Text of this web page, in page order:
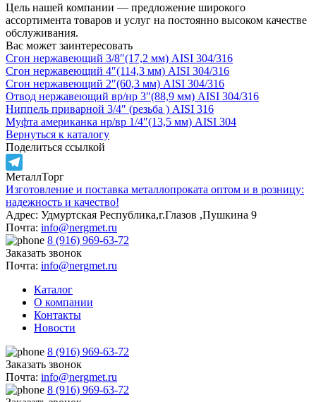
Цель нашей компании — предложение широкого
ассортимента товаров и услуг на постоянно высоком качестве
обслуживания.
Вас может заинтересовать
Сгон нержавеющий 3/8″(17,2 мм) AISI 304/316
Сгон нержавеющий 4″(114,3 мм) AISI 304/316
Сгон нержавеющий 2″(60,3 мм) AISI 304/316
Отвод нержавеющий вр/нр 3″(88,9 мм) AISI 304/316
Ниппель приварной 3/4″ (резьба ) AISI 316
Муфта американка нр/вр 1/4″(13,5 мм) AISI 304
Вернуться к каталогу
Поделиться ссылкой
Telegram
МеталлТорг
Изготовление и поставка металлопроката оптом и в розницу:
надежность и качество!
Адрес: Удмуртская Республика,г.Глазов ,Пушкина 9
Почта: info@nergmet.ru
8 (916) 969-63-72
Заказать звонок
Почта: info@nergmet.ru
Каталог
О компании
Контакты
Новости
8 (916) 969-63-72
Заказать звонок
Почта: info@nergmet.ru
8 (916) 969-63-72